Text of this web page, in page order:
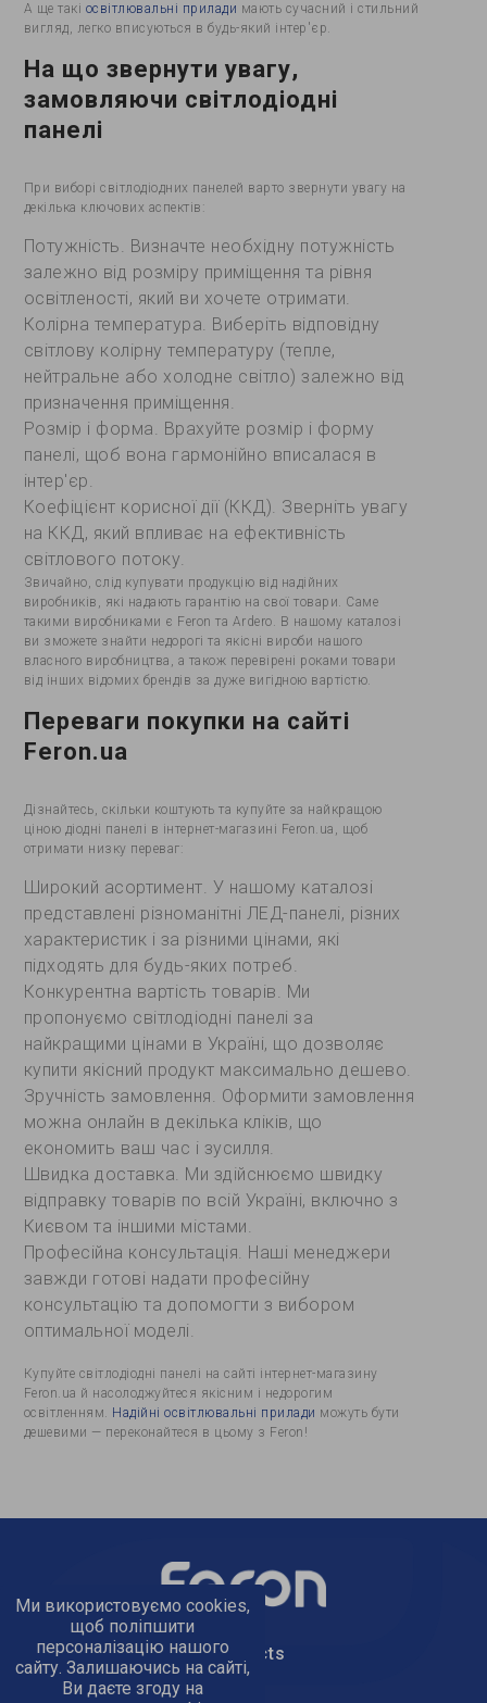
А ще такі освітлювальні прилади мають сучасний і стильний
вигляд, легко вписуються в будь-який інтер'єр.
На що звернути увагу,
замовляючи світлодіодні
панелі
При виборі світлодіодних панелей варто звернути увагу на
декілька ключових аспектів:
Потужність. Визначте необхідну потужність
залежно від розміру приміщення та рівня
освітленості, який ви хочете отримати.
Колірна температура. Виберіть відповідну
світлову колірну температуру (тепле,
нейтральне або холодне світло) залежно від
призначення приміщення.
Розмір і форма. Врахуйте розмір і форму
панелі, щоб вона гармонійно вписалася в
інтер'єр.
Коефіцієнт корисної дії (ККД). Зверніть увагу
на ККД, який впливає на ефективність
світлового потоку.
Звичайно, слід купувати продукцію від надійних
виробників, які надають гарантію на свої товари. Саме
такими виробниками є Feron та Ardero. В нашому каталозі
ви зможете знайти недорогі та якісні вироби нашого
власного виробництва, а також перевірені роками товари
від інших відомих брендів за дуже вигідною вартістю.
Переваги покупки на сайті
Feron.ua
Дізнайтесь, скільки коштують та купуйте за найкращою
ціною діодні панелі в інтернет-магазині Feron.ua, щоб
отримати низку переваг:
Широкий асортимент. У нашому каталозі
представлені різноманітні ЛЕД-панелі, різних
характеристик і за різними цінами, які
підходять для будь-яких потреб.
Конкурентна вартість товарів. Ми
пропонуємо світлодіодні панелі за
найкращими цінами в Україні, що дозволяє
купити якісний продукт максимально дешево.
Зручність замовлення. Оформити замовлення
можна онлайн в декілька кліків, що
економить ваш час і зусилля.
Швидка доставка. Ми здійснюємо швидку
відправку товарів по всій Україні, включно з
Києвом та іншими містами.
Професійна консультація. Наші менеджери
завжди готові надати професійну
консультацію та допомогти з вибором
оптимальної моделі.
Купуйте світлодіодні панелі на сайті інтернет-магазину
Feron.ua й насолоджуйтеся якісним і недорогим
освітленням. Надійні освітлювальні прилади можуть бути
дешевими — переконайтеся в цьому з Feron!
text_kontacts
Ми використовуємо cookies,
щоб поліпшити
персоналізацію нашого
сайту. Залишаючись на сайті,
Ви даєте згоду на